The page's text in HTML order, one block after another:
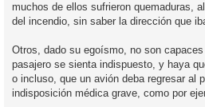
muchos de ellos sufrieron quemaduras,
del incendio, sin saber la dirección que
Otros, dado su egoísmo, no son
pasajero se sienta indispuesto, y haya
o incluso, que un avión deba regresar al
indisposición médica grave, como por